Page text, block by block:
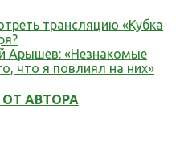
трансляцию «Кубка
Арышев: «Незнакомые
что я повлиял на них»
АВТОРА